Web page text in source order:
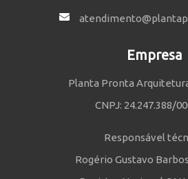
Empresa
Planta Pronta
CNPJ: 24.247.388/
Responsável
Rogério Gustavo